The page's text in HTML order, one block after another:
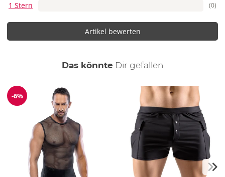
1 Stern (0)
Artikel bewerten
Das könnte Dir auch
gefallen
Reduzierung
-6%